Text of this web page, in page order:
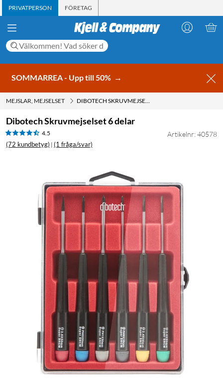
PRIVATPERSON FÖRETAG
SOMMARREA - Upp till 50% →
MEJSLAR, MEJSELSET DIBOTECH SKRUVMEJSELSET 6 DELAR
Dibotech Skruvmejselset 6 delar
4.5
(72 kundbetyg) | (1 fråga/svar)
Artikelnr: 40578